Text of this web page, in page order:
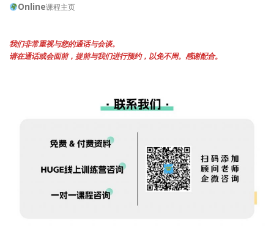
Online课程主页
我们非常重视与您的通话与会谈。
请在通话或会面前，提前与我们进行预约，以免不周。感谢配合。